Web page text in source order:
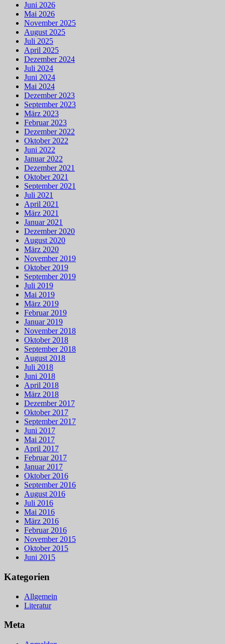
Juni 2026
Mai 2026
November 2025
August 2025
Juli 2025
April 2025
Dezember 2024
Juli 2024
Juni 2024
Mai 2024
Dezember 2023
September 2023
März 2023
Februar 2023
Dezember 2022
Oktober 2022
Juni 2022
Januar 2022
Dezember 2021
Oktober 2021
September 2021
Juli 2021
April 2021
März 2021
Januar 2021
Dezember 2020
August 2020
März 2020
November 2019
Oktober 2019
September 2019
Juli 2019
Mai 2019
März 2019
Februar 2019
Januar 2019
November 2018
Oktober 2018
September 2018
August 2018
Juli 2018
Juni 2018
April 2018
März 2018
Dezember 2017
Oktober 2017
September 2017
Juni 2017
Mai 2017
April 2017
Februar 2017
Januar 2017
Oktober 2016
September 2016
August 2016
Juli 2016
Mai 2016
März 2016
Februar 2016
November 2015
Oktober 2015
Juni 2015
Kategorien
Allgemein
Literatur
Meta